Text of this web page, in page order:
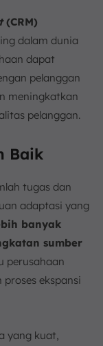
(CRM)
dalam dunia
dapat
pelanggan
meningkatkan
pelanggan.
Baik
tugas dan
adaptasi yang
banyak
sumber
perusahaan
ekspansi
yang kuat,